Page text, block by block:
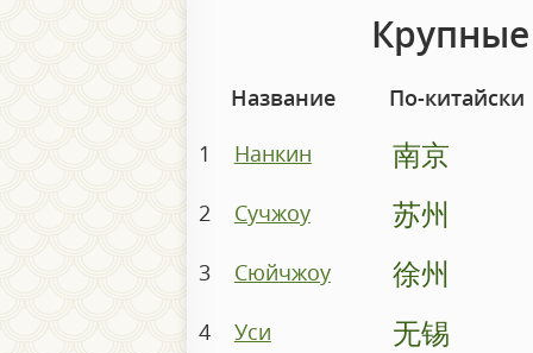
Название
По-китайски
1
Нанкин 南京
2 Сучжоу 苏州
3 Сюйчжоу 徐州
4 Уси 无锡